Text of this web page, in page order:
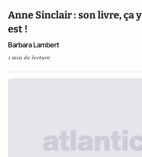
Anne Sinclair : son livre, ça y
est !
Barbara Lambert
1 min de lecture